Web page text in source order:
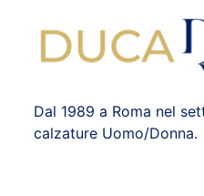
Dal 1989 a Roma nel
calzature Uomo/Donna.